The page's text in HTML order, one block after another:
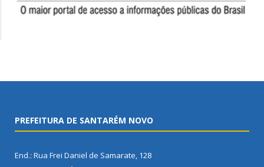
PREFEITURA DE SANTARÉM NOVO
End.: Rua Frei Daniel de Samarate, 128